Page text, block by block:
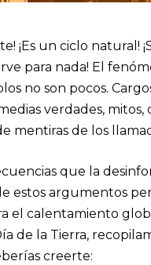
¡Es un ciclo natural!
para nada! El
no son pocos.
verdades,
mentiras de los
que la
estos argumentos
el calentamiento
de la Tierra,
creerte: